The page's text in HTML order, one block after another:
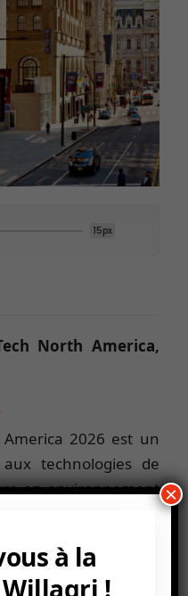
15px
North America,
2026 est un
technologies de
en environnement
23 et 24 septembre
pour découvrir
de haute valeur
à la
!
×